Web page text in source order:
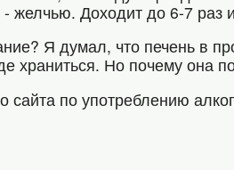
Доходит до 6-7 раз
Я думал, что печень в
храниться. Но почему она
по употреблению